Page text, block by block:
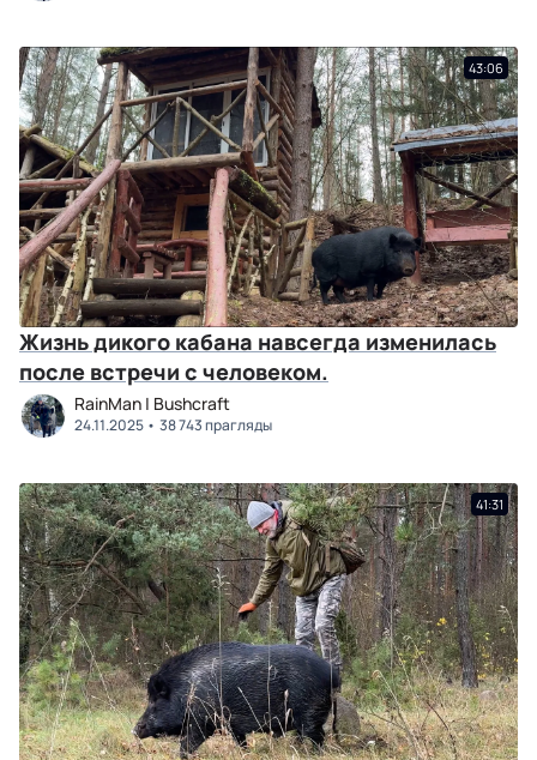
43:06
Жизнь дикого кабана навсегда изменилась
после встречи с человеком.
RainMan | Bushcraft
24.11.2025 38 743 прагляды
41:31